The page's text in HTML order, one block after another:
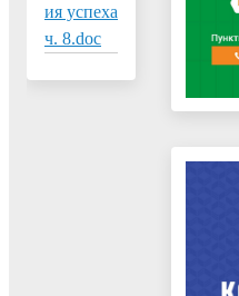
ия успеха
ч. 8.doc